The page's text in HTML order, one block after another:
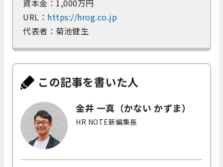
資本金：1,000万円
URL： https://hrog.co.jp
代表者：菊池健生
この記事を書いた人
金井 一真（かない かずま）
HR NOTE新編集長